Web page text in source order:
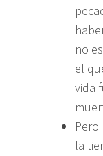
no
el
vida
la